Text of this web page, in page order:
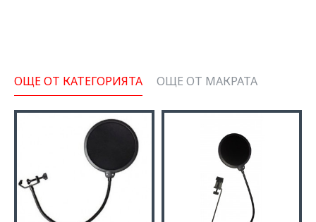
ОЩЕ ОТ КАТЕГОРИЯТА ОЩЕ ОТ МАКРАТА